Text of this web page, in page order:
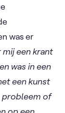
was er
mij een krant
was in een
een kunst
probleem of